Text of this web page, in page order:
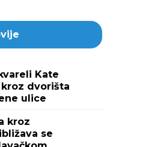
Kate
dvorišta
ulice
kroz
se